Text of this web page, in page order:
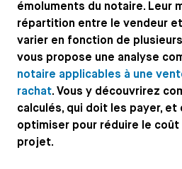
émoluments du notaire. Leur
répartition entre le vendeur
varier en fonction de
vous propose une analyse
notaire applicables à une
rachat. Vous y découvrirez
calculés, qui doit les payer, et
optimiser pour réduire le
projet.